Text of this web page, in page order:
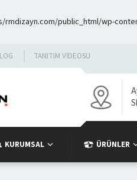
public_html/wp-
TANITIM VIDEOSU
KURUMSAL ÜRÜNLER